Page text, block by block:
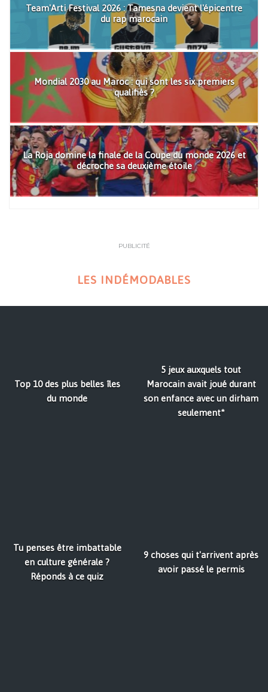
Team'Arti Festival 2026 : Tamesna devient l'épicentre
du rap marocain
Mondial 2030 au Maroc : qui sont les six premiers
qualifiés ?
La Roja domine la finale de la Coupe du monde 2026 et
décroche sa deuxième étoile
PUBLICITÉ
LES INDÉMODABLES
Top 10 des plus belles îles
du monde
5 jeux auxquels tout
Marocain avait joué durant
son enfance avec un dirham
seulement*
Tu penses être imbattable
en culture générale ?
Réponds à ce quiz
9 choses qui t'arrivent après
avoir passé le permis